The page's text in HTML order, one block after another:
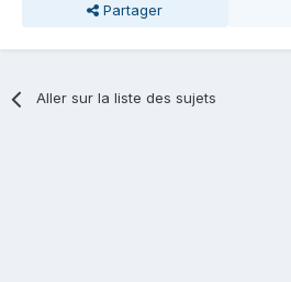
Partager
Aller sur la liste des sujets